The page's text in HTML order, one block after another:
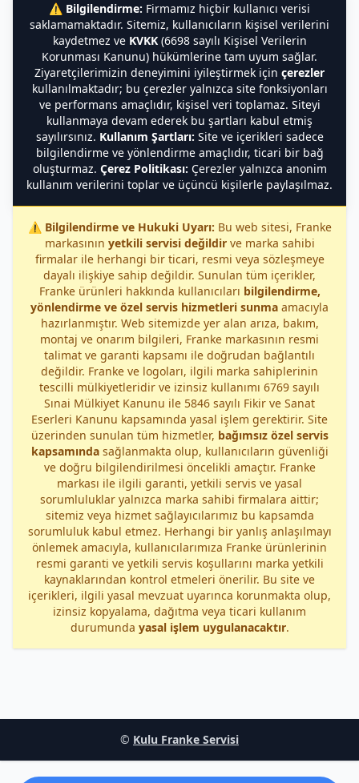
⚠️ Bilgilendirme: Firmamız hiçbir kullanıcı verisi
saklamamaktadır. Sitemiz, kullanıcıların kişisel verilerini
kaydetmez ve KVKK(6698 sayılı Kişisel Verilerin
Korunması Kanunu) hükümlerine tam uyum sağlar.
Ziyaretçilerimizin deneyimini iyileştirmek için çerezler
kullanılmaktadır; bu çerezler yalnızca site fonksiyonları
ve performans amaçlıdır, kişisel veri toplamaz. Siteyi
kullanmaya devam ederek bu şartları kabul etmiş
sayılırsınız. Kullanım Şartları: Site ve içerikleri sadece
bilgilendirme ve yönlendirme amaçlıdır, ticari bir bağ
oluşturmaz. Çerez Politikası: Çerezler yalnızca anonim
kullanım verilerini toplar ve üçüncü kişilerle paylaşılmaz.
⚠️ Bilgilendirme ve Hukuki Uyarı: Bu web sitesi, Franke
markasının yetkili servisi değildirve marka sahibi
firmalar ile herhangi bir ticari, resmi veya sözleşmeye
dayalı ilişkiye sahip değildir. Sunulan tüm içerikler,
Franke ürünleri hakkında kullanıcıları bilgilendirme,
yönlendirme ve özel servis hizmetleri sunma amacıyla
hazırlanmıştır. Web sitemizde yer alan arıza, bakım,
montaj ve onarım bilgileri, Franke markasının resmi
talimat ve garanti kapsamı ile doğrudan bağlantılı
değildir. Franke ve logoları, ilgili marka sahiplerinin
tescilli mülkiyetleridir ve izinsiz kullanımı 6769 sayılı
Sınai Mülkiyet Kanunu ile 5846 sayılı Fikir ve Sanat
Eserleri Kanunu kapsamında yasal işlem gerektirir. Site
üzerinden sunulan tüm hizmetler, bağımsız özel servis
kapsamındasağlanmakta olup, kullanıcıların güvenliği
ve doğru bilgilendirilmesi öncelikli amaçtır. Franke
markası ile ilgili garanti, yetkili servis ve yasal
sorumluluklar yalnızca marka sahibi firmalara aittir;
sitemiz veya hizmet sağlayıcılarımız bu kapsamda
sorumluluk kabul etmez. Herhangi bir yanlış anlaşılmayı
önlemek amacıyla, kullanıcılarımıza Franke ürünlerinin
resmi garanti ve yetkili servis koşullarını marka yetkili
kaynaklarından kontrol etmeleri önerilir. Bu site ve
içerikleri, ilgili yasal mevzuat uyarınca korunmakta olup,
izinsiz kopyalama, dağıtma veya ticari kullanım
durumunda yasal işlem uygulanacaktır.
© Kulu Franke Servisi